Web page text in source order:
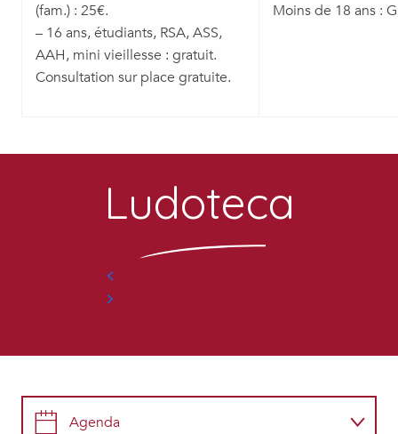
(fam.) : 25€.
– 16 ans, étudiants, RSA, ASS,
AAH, mini vieillesse : gratuit.
Consultation sur place gratuite.
Moins de 18 ans :
Ludoteca
Agenda
7
Repas et concert au